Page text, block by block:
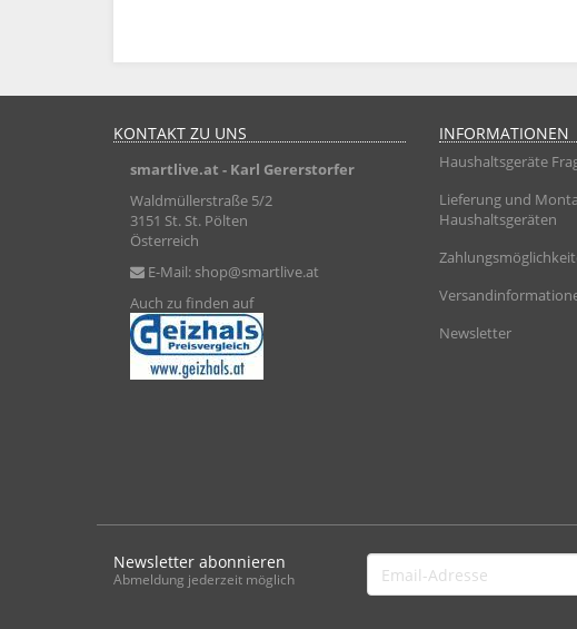
KONTAKT ZU UNS
smartlive.at - Karl Gererstorfer
Waldmüllerstraße 5/2
3151 St. St. Pölten
Österreich
E-Mail: shop@smartlive.at
Auch zu finden auf
INFORMATIONEN
Haushaltsgeräte
Lieferung und
Haushaltsgeräten
Newsletter
Newsletter abonnieren
Abmeldung jederzeit möglich
Email-
Adresse